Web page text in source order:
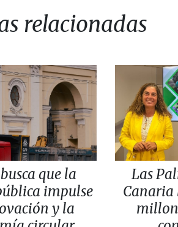
relacionadas
que la
impulse
y la
Las
Canaria